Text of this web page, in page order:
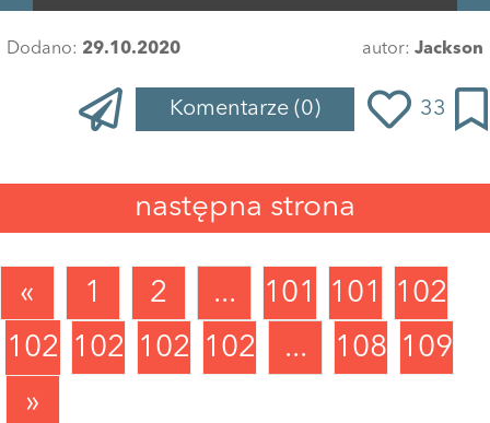
Dodano: 29.10.2020 autor: Jackson
Komentarze (0) 33
następna strona
« 1 2 ... 101810191020
1021102210231024 ... 10891090
»